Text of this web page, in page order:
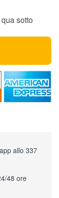
sotto
allo 337
48 ore